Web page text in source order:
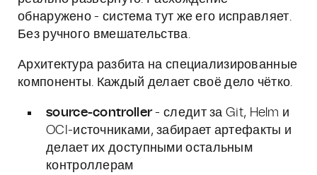
обнаружено - система тут же его исправляет.
Без ручного вмешательства.
Архитектура разбита на специализированные
компоненты. Каждый делает своё дело чётко.
source-controller- следит за Git, Helm и
OCI-источниками, забирает артефакты и
делает их доступными остальным
контроллерам